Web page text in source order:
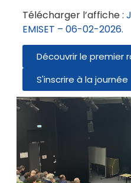
Télécharger l’affiche :
EMISET – 06-02-2026.
Découvrir le premier
S'inscrire à la journée